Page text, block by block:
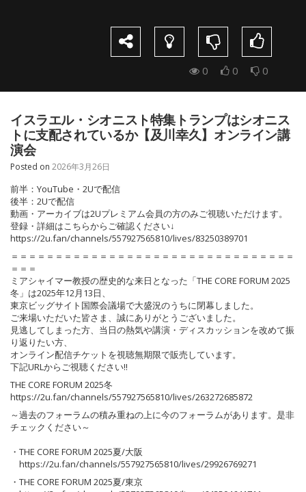
0 0 0
イスラエル・シオニスト特集トランプはシオニス
トに支配されているか【及川幸久】オンライン講
演会
Posted on 2026年3月26日
前半：YouTube・2Uで配信
後半：2Uで配信
動画・アーカイブは2Uプレミアム会員の方のみご視聴いただけます。
登録・詳細はこちらからご確認ください↓
https://2u.fan/channels/557927565810/lives/83250389701
＝＝＝＝＝＝＝＝＝＝＝＝＝＝＝＝＝＝＝＝＝＝＝＝＝＝＝＝＝＝＝＝
＝＝＝
ミアシャイマー教授の歴史的な来日となった「THE CORE FORUM 2025
冬」は2025年12月13日、
東京ビッグサイト国際会議場で大盛況のうちに閉幕しました。
ご来場いただいた皆さま、誠にありがとうございました。
見逃してしまった方、当日の熱気や講演・ディスカッションを改めて振
り返りたい方、
オンライン配信チケットを視聴無期限で販売しています。
下記URLからご視聴ください!!
THE CORE FORUM 2025冬
https://2u.fan/channels/557927565810/lives/263272685872
～過去のフォーラムの積み重ねの上に今のフォーラムがあります。是非
チェックください～
・THE CORE FORUM 2025夏/大阪
https://2u.fan/channels/557927565810/lives/29926769271
・THE CORE FORUM 2025夏/東京